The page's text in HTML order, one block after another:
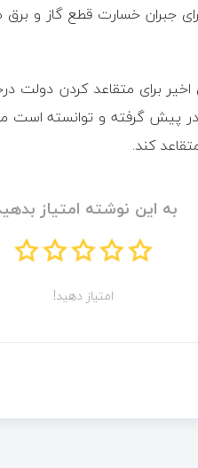
جبران خسارت قطع گاز و برق
برای متقاعد کردن دولت
در پیش گرفته و توانسته است
کند.
به این نوشته امتیاز
امتیاز دهید!